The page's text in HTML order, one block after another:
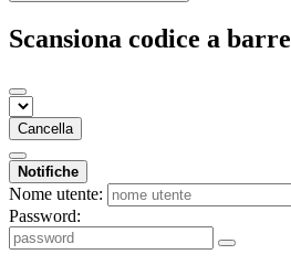
Scansiona codice a barre
Cancella
Notifiche
Nome utente:
Password: